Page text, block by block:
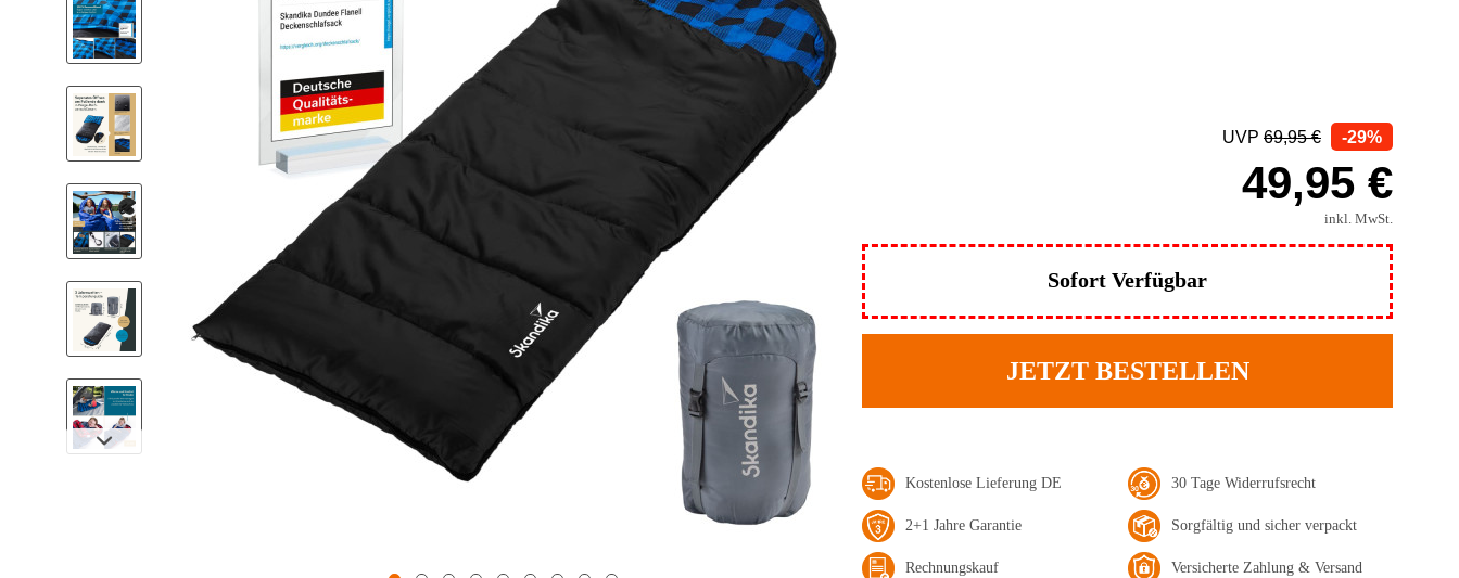
UVP 69,95 € -29%
49,95 €
inkl. MwSt.
Sofort Verfügbar
JETZT BESTELLEN
Kostenlose Lieferung DE
2+1 Jahre Garantie
Rechnungskauf
30 Tage Widerrufsrecht
Sorgfältig und sicher verpackt
Versicherte Zahlung & Versand